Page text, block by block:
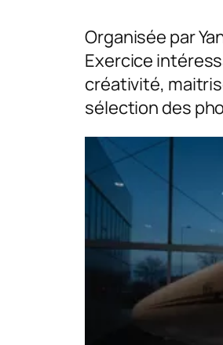
Organisée par
Exercice
créativité,
sélection des